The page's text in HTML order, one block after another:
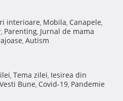
interioare, Mobila, Canapele,
, Parenting, Jurnal de mama
, Autism
, Tema zilei, Iesirea din
Vesti Bune, Covid-19, Pandemie